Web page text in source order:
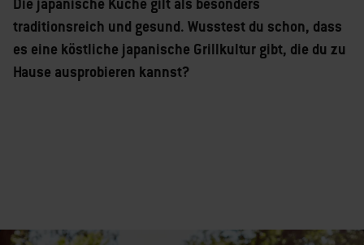
Die japanische Küche gilt als besonders
traditionsreich und gesund. Wusstest du schon, dass
es eine köstliche japanische Grillkultur gibt, die du zu
Hause ausprobieren kannst?